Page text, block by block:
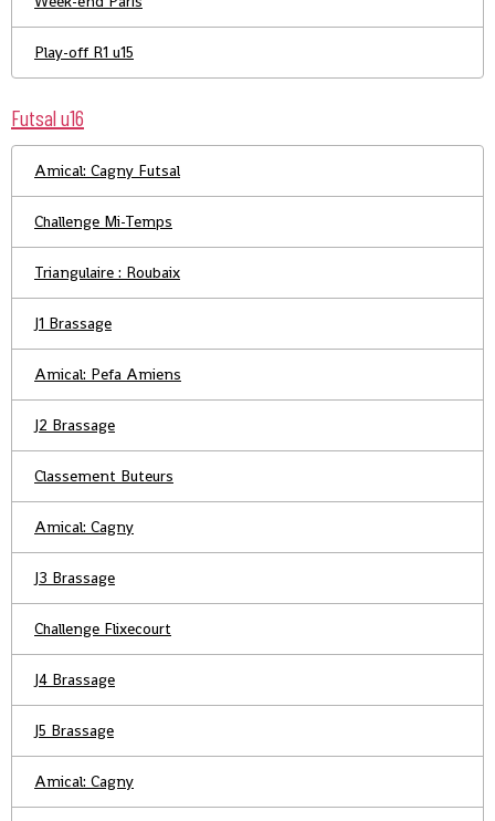
Play-off R1 u15
Futsal u16
Amical: Cagny Futsal
Challenge Mi-Temps
Triangulaire : Roubaix
J1 Brassage
Amical: Pefa Amiens
J2 Brassage
Classement Buteurs
Amical: Cagny
J3 Brassage
Challenge Flixecourt
J4 Brassage
J5 Brassage
Amical: Cagny